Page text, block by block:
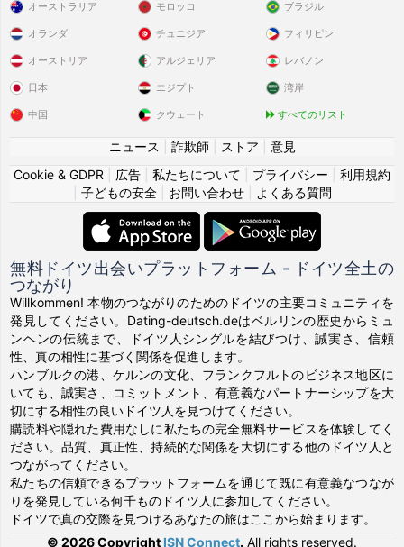
オーストラリア
オランダ
オーストリア
日本
中国
モロッコ
チュニジア
アルジェリア
エジプト
クウェート
ブラジル
フィリピン
レバノン
湾岸
すべてのリスト
ニュース 詐欺師 ストア
意見
Cookie & GDPR
広告 私たちについて プライバシー
利用規約
子どもの安全| お問い合わせ| よくある質問
無料ドイツ出会いプラットフォーム - ドイツ全土の
つながり
Willkommen! 本物のつながりのためのドイツの主要コミュニティを
発見してください。Dating-deutsch.deはベルリンの歴史からミュ
ンヘンの伝統まで、ドイツ人シングルを結びつけ、誠実さ、信頼
性、真の相性に基づく関係を促進します。
ハンブルクの港、ケルンの文化、フランクフルトのビジネス地区に
いても、誠実さ、コミットメント、有意義なパートナーシップを大
切にする相性の良いドイツ人を見つけてください。
購読料や隠れた費用なしに私たちの完全無料サービスを体験してく
ださい。品質、真正性、持続的な関係を大切にする他のドイツ人と
つながってください。
私たちの信頼できるプラットフォームを通じて既に有意義なつなが
りを発見している何千ものドイツ人に参加してください。
ドイツで真の交際を見つけるあなたの旅はここから始まります。
© 2026 Copyright ISN Connect. All rights reserved.